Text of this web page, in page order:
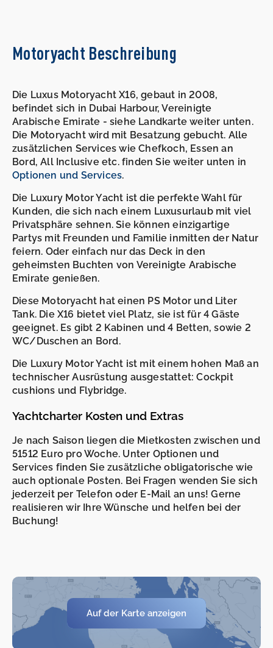
Motoryacht Beschreibung
Die Luxus Motoryacht X16, gebaut in 2008,
befindet sich in Dubai Harbour, Vereinigte
Arabische Emirate - siehe Landkarte weiter unten.
Die Motoryacht wird mit Besatzung gebucht. Alle
zusätzlichen Services wie Chefkoch, Essen an
Bord, All Inclusive etc. finden Sie weiter unten in
Optionen und Services.
Die Luxury Motor Yacht ist die perfekte Wahl für
Kunden, die sich nach einem Luxusurlaub mit viel
Privatsphäre sehnen. Sie können einzigartige
Partys mit Freunden und Familie inmitten der Natur
feiern. Oder einfach nur das Deck in den
geheimsten Buchten von Vereinigte Arabische
Emirate genießen.
Diese Motoryacht hat einen PS Motor und Liter
Tank. Die X16 bietet viel Platz, sie ist für 4 Gäste
geeignet. Es gibt 2 Kabinen und 4 Betten, sowie 2
WC/Duschen an Bord.
Die Luxury Motor Yacht ist mit einem hohen Maß an
technischer Ausrüstung ausgestattet: Cockpit
cushions und Flybridge.
Yachtcharter Kosten und Extras
Je nach Saison liegen die Mietkosten zwischen und
51512 Euro pro Woche. Unter Optionen und
Services finden Sie zusätzliche obligatorische wie
auch optionale Posten. Bei Fragen wenden Sie sich
jederzeit per Telefon oder E-Mail an uns! Gerne
realisieren wir Ihre Wünsche und helfen bei der
Buchung!
Auf der Karte anzeigen